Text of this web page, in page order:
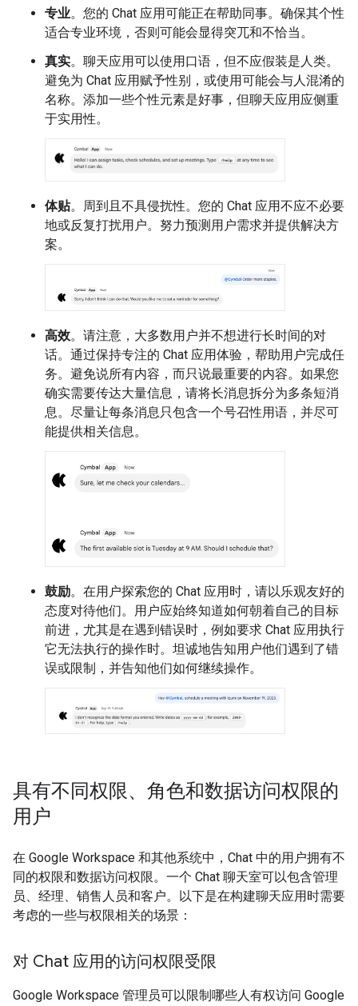
专业。您的 Chat 应用可能正在帮助同事。确保其个性
适合专业环境，否则可能会显得突兀和不恰当。
真实。聊天应用可以使用口语，但不应假装是人类。
避免为 Chat 应用赋予性别，或使用可能会与人混淆的
名称。添加一些个性元素是好事，但聊天应用应侧重
于实用性。
体贴。周到且不具侵扰性。您的 Chat 应用不应不必要
地或反复打扰用户。努力预测用户需求并提供解决方
案。
高效。请注意，大多数用户并不想进行长时间的对
话。通过保持专注的 Chat 应用体验，帮助用户完成任
务。避免说所有内容，而只说最重要的内容。如果您
确实需要传达大量信息，请将长消息拆分为多条短消
息。尽量让每条消息只包含一个号召性用语，并尽可
能提供相关信息。
鼓励。在用户探索您的 Chat 应用时，请以乐观友好的
态度对待他们。用户应始终知道如何朝着自己的目标
前进，尤其是在遇到错误时，例如要求 Chat 应用执行
它无法执行的操作时。坦诚地告知用户他们遇到了错
误或限制，并告知他们如何继续操作。
具有不同权限、角色和数据访问权限的
用户
在 Google Workspace 和其他系统中，Chat 中的用户拥有不
同的权限和数据访问权限。一个 Chat 聊天室可以包含管理
员、经理、销售人员和客户。以下是在构建聊天应用时需要
考虑的一些与权限相关的场景：
对 Chat 应用的访问权限受限
Google Workspace 管理员可以限制哪些人有权访问 Google